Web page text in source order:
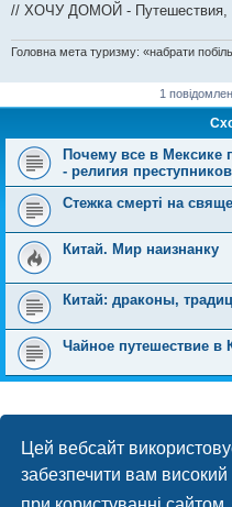
Цей вебсайт
забезпечити вам
// ХОЧУ ДОМОЙ - Путешествия,
Головна мета туризму: «набрати
1
Почему все в Мексике
- религия преступников
Стежка смерті на
Китай. Мир наизнанку
Китай: драконы,
Чайное путешествие в
ХТО ЗАРАЗ ОНЛАЙН
Зараз переглядають цей форум: